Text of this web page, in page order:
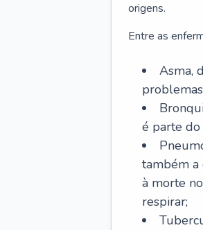
origens.
Entre as
Asma,
é parte do
também a
à morte
respirar;